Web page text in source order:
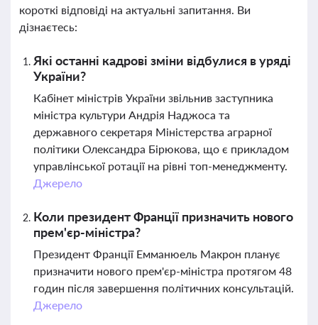
короткі відповіді на актуальні запитання. Ви
дізнаєтесь:
Які останні кадрові зміни відбулися в уряді
України?
Кабінет міністрів України звільнив заступника
міністра культури Андрія Наджоса та
державного секретаря Міністерства аграрної
політики Олександра Бірюкова, що є прикладом
управлінської ротації на рівні топ-менеджменту.
Джерело
Коли президент Франції призначить нового
прем'єр-міністра?
Президент Франції Емманюель Макрон планує
призначити нового прем'єр-міністра протягом 48
годин після завершення політичних консультацій.
Джерело